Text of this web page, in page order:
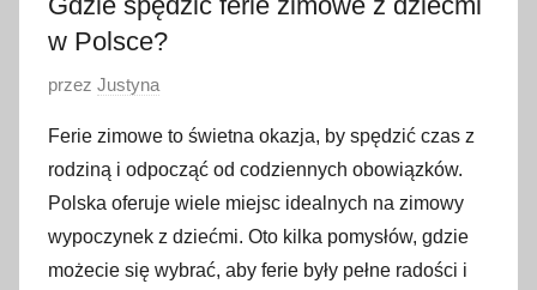
w Polsce?
O
u
b
l
i
k
przez Justyna
Ferie zimowe to świetna okazja, by spędzić czas z
rodziną i odpocząć od codziennych obowiązków.
Polska oferuje wiele miejsc idealnych na zimowy
wypoczynek z dziećmi. Oto kilka pomysłów, gdzie
możecie się wybrać, aby ferie były pełne radości i